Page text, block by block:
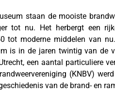
staan de mooiste
tot nu. Het herbergt een
tot moderne middelen van
is in de jaren twintig van
een aantal particuliere
(KNBV)
van de brand- en